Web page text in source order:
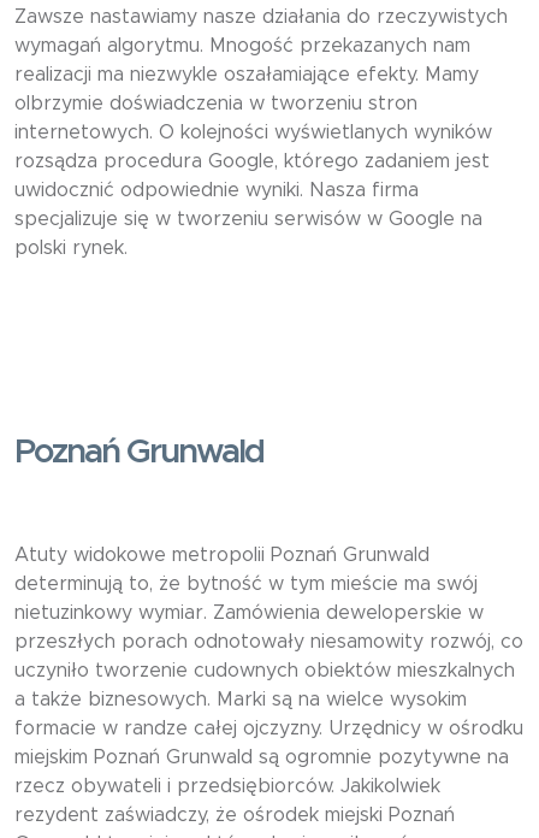
Zawsze nastawiamy nasze działania do rzeczywistych
wymagań algorytmu. Mnogość przekazanych nam
realizacji ma niezwykle oszałamiające efekty. Mamy
olbrzymie doświadczenia w tworzeniu stron
internetowych. O kolejności wyświetlanych wyników
rozsądza procedura Google, którego zadaniem jest
uwidocznić odpowiednie wyniki. Nasza firma
specjalizuje się w tworzeniu serwisów w Google na
polski rynek.
Poznań Grunwald
Atuty widokowe metropolii Poznań Grunwald
determinują to, że bytność w tym mieście ma swój
nietuzinkowy wymiar. Zamówienia deweloperskie w
przeszłych porach odnotowały niesamowity rozwój, co
uczyniło tworzenie cudownych obiektów mieszkalnych
a także biznesowych. Marki są na wielce wysokim
formacie w randze całej ojczyzny. Urzędnicy w ośrodku
miejskim Poznań Grunwald są ogromnie pozytywne na
rzecz obywateli i przedsiębiorców. Jakikolwiek
rezydent zaświadczy, że ośrodek miejski Poznań